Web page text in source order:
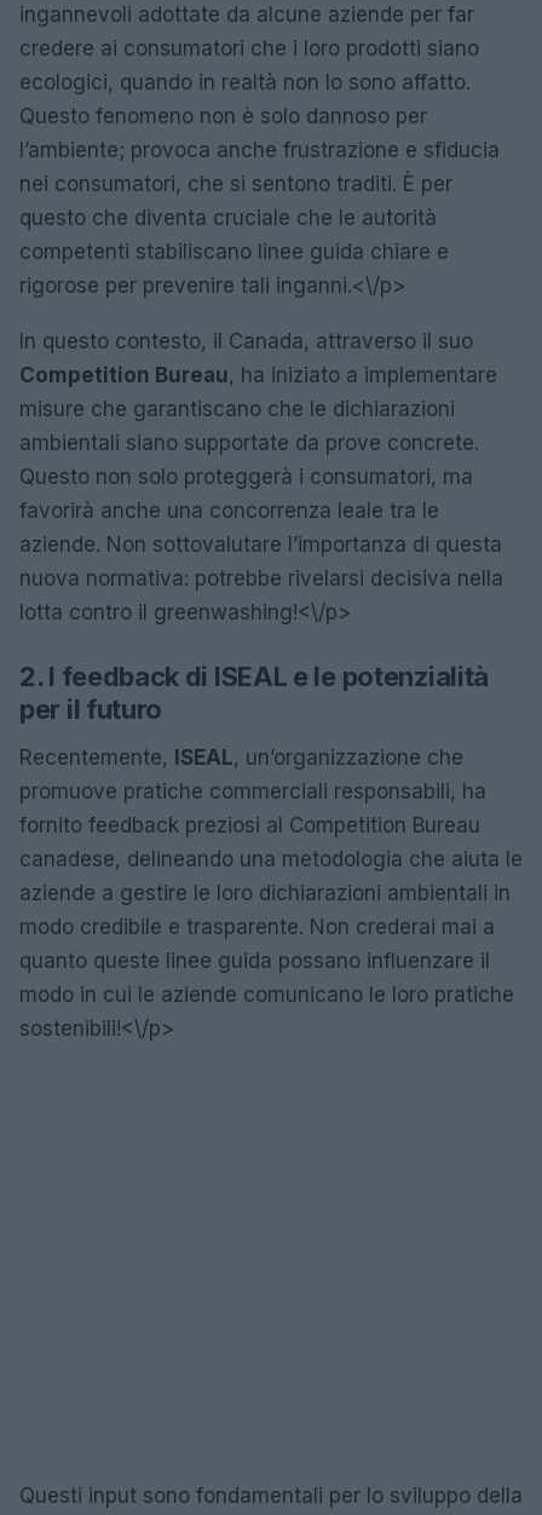
ingannevoli adottate da alcune aziende per far
credere ai consumatori che i loro prodotti siano
ecologici, quando in realtà non lo sono affatto.
Questo fenomeno non è solo dannoso per
l’ambiente; provoca anche frustrazione e sfiducia
nei consumatori, che si sentono traditi. È per
questo che diventa cruciale che le autorità
competenti stabiliscano linee guida chiare e
rigorose per prevenire tali inganni.<\/p>
In questo contesto, il Canada, attraverso il suo
Competition Bureau, ha iniziato a implementare
misure che garantiscano che le dichiarazioni
ambientali siano supportate da prove concrete.
Questo non solo proteggerà i consumatori, ma
favorirà anche una concorrenza leale tra le
aziende. Non sottovalutare l’importanza di questa
nuova normativa: potrebbe rivelarsi decisiva nella
lotta contro il greenwashing!<\/p>
2. I feedback di ISEAL e le potenzialità
per il futuro
Recentemente, ISEAL, un’organizzazione che
promuove pratiche commerciali responsabili, ha
fornito feedback preziosi al Competition Bureau
canadese, delineando una metodologia che aiuta le
aziende a gestire le loro dichiarazioni ambientali in
modo credibile e trasparente. Non crederai mai a
quanto queste linee guida possano influenzare il
modo in cui le aziende comunicano le loro pratiche
sostenibili!<\/p>
Questi input sono fondamentali per lo sviluppo della